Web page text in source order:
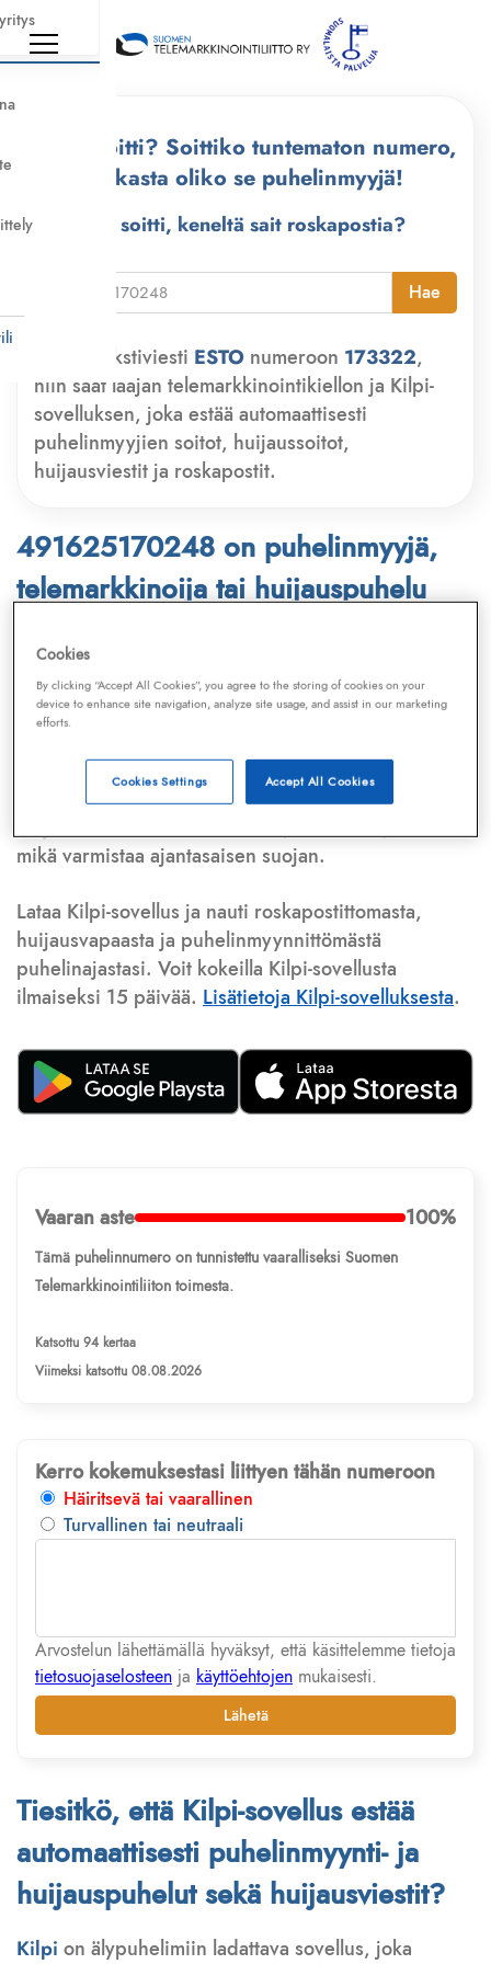
Kuka soitti? Soittiko tuntematon numero,
tarkasta oliko se puhelinmyyjä!
Kuka soitti, keneltä sait roskapostia?
Hae
Lähetä tekstiviesti ESTO numeroon 173322,
niin saat laajan telemarkkinointikiellon ja Kilpi-
sovelluksen, joka estää automaattisesti
puhelinmyyjien soitot, huijaussoitot,
huijausviestit ja roskapostit.
491625170248 on puhelinmyyjä,
telemarkkinoija tai huijauspuhelu
Puhelinnumero
Telemarkkinointiliiton jaKilpi-sovelluksen
tietokannasta, joka kattaa satoja tuhansia
Lisäksi tunnistamme automaattisesti, jos kyseessä on
puhelinhuijarin numero, sähköpostiosoitetai
huijausviesti. Tietokantaamme päivitetään jatkuvasti,
mikä varmistaa ajantasaisen suojan.
Lataa Kilpi-sovellus ja nauti roskapostittomasta,
huijausvapaasta ja puhelinmyynnittömästä
puhelinajastasi. Voit kokeilla Kilpi-sovellusta
ilmaiseksi 15 päivää. Lisätietoja Kilpi-sovelluksesta.
Vaaran aste 100%
Tämä puhelinnumero on tunnistettu vaaralliseksi Suomen
Telemarkkinointiliiton toimesta.
Katsottu 94 kertaa
Viimeksi katsottu 08.08.2026
Kerro kokemuksestasi liittyen tähän numeroon
Häiritsevä tai vaarallinen
Turvallinen tai neutraali
Arvostelun lähettämällä hyväksyt, että käsittelemme tietoja
tietosuojaselosteen ja käyttöehtojen mukaisesti.
Lähetä
Tiesitkö, että Kilpi-sovellus estää
automaattisesti puhelinmyynti- ja
huijauspuhelut sekä huijausviestit?
Kilpi on älypuhelimiin ladattava sovellus, joka
Cookies
By clicking “Accept All Cookies”, you agree to the storing of cookies on your
device to enhance site navigation, analyze site usage, and assist in our marketing
efforts.
Accept All Cookies
Cookies Settings